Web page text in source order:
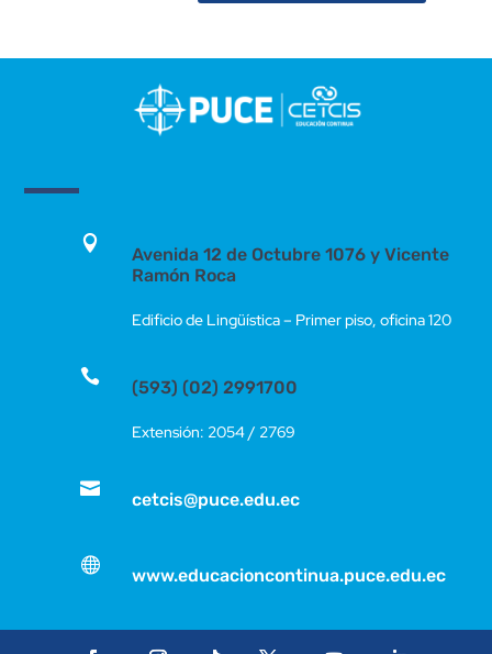

Avenida 12 de Octubre 1076 y Vicente
Ramón Roca
Edificio de Lingüística – Primer piso, oficina 120

(593) (02) 2991700
Extensión: 2054 / 2769

cetcis@puce.edu.ec

www.educacioncontinua.puce.edu.ec